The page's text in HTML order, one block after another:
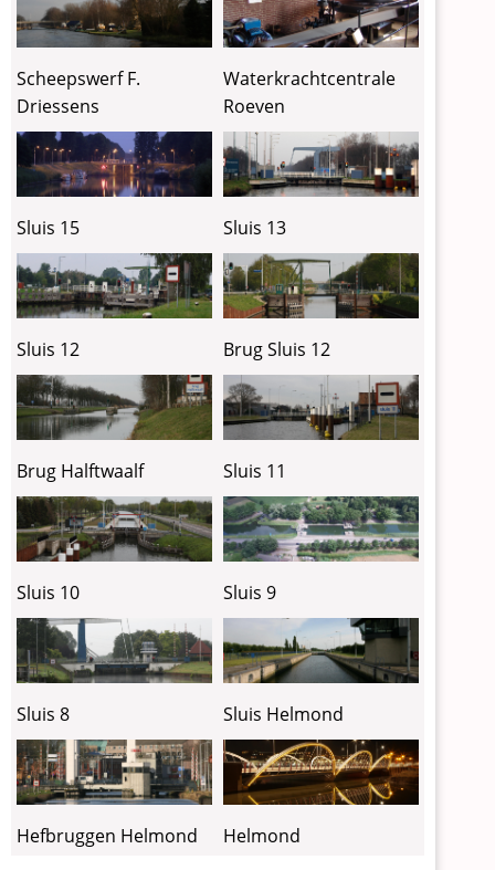
Scheepswerf F.
Driessens
Waterkrachtcentrale
Roeven
Sluis 15 Sluis 13
Sluis 12 Brug Sluis 12
Brug Halftwaalf Sluis 11
Sluis 10 Sluis 9
Sluis 8 Sluis Helmond
Hefbruggen Helmond Helmond